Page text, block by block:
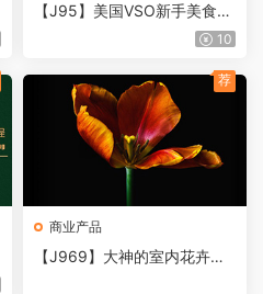
【J95】美国VSO新手美食拍
10
商业产品
【J969】大神的室内花卉静
荐